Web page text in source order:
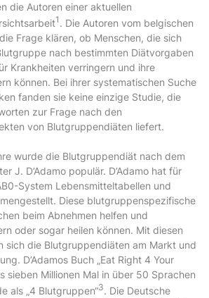
die Autoren einer aktuellen
1 . Die Autoren vom belgischen
Frage klären, ob Menschen, die sich
nach bestimmten Diätvorgaben
Krankheiten verringern und ihre
können. Bei ihrer systematischen Suche
fanden sie keine einzige Studie, die
zur Frage nach den
von Blutgruppendiäten liefert.
wurde die Blutgruppendiät nach dem
J. D’Adamo populär. D’Adamo hat für
System Lebensmitteltabellen und
Diese blutgruppenspezifische
beim Abnehmen helfen und
oder sogar heilen können. Mit diesen
sich die Blutgruppendiäten am Markt und
D’Adamos Buch „Eat Right 4 Your
sieben Millionen Mal in über 50 Sprachen
als „4 Blutgruppen“3
. Die Deutsche